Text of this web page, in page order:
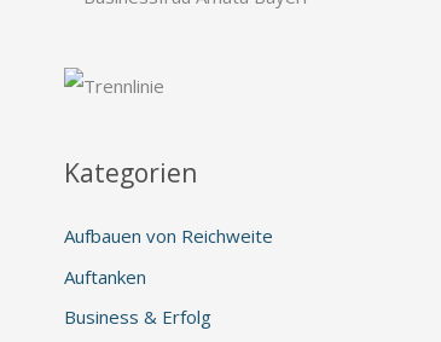
Kategorien
Aufbauen von Reichweite
Auftanken
Business & Erfolg